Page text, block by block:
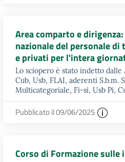
Area comparto e
nazionale del personale
e privati per l'intera
Lo sciopero è stato indetto dalle
Cub, Usb, FLAI, aderenti S.b.m.
Multicategoriale, Fi-si, Usb Pi,
Pubblicato il 09/06/2025
Corso di Formazione